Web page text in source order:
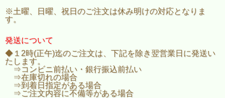
※土曜、日曜、祝日のご注文は休み明けの対応となりま
す。
発送について
◆１2時(正午)迄のご注文は、下記を除き翌営業日に発送い
たします。
⇒コンビニ前払い・銀行振込前払い
⇒在庫切れの場合
⇒到着日指定がある場合
⇒ご注文内容に不備等がある場合